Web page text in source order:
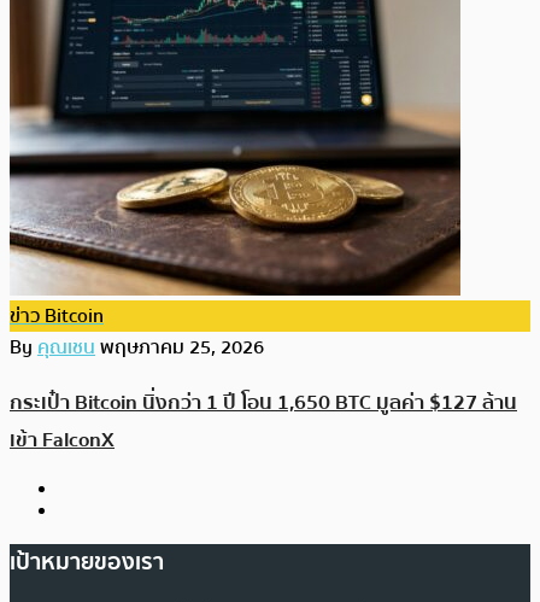
ข่าว Bitcoin
Byคุณเชนพฤษภาคม 25, 2026
กระเป๋า Bitcoin นิ่งกว่า 1 ปี โอน 1,650 BTC มูลค่า $127 ล้าน
เข้า FalconX
เป้าหมายของเรา